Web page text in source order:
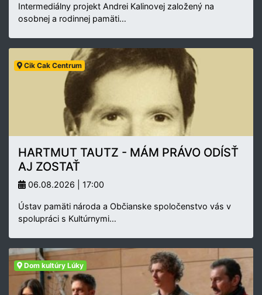
Intermediálny projekt Andrei Kalinovej založený na
osobnej a rodinnej pamäti…
Cik Cak Centrum
HARTMUT TAUTZ - MÁM PRÁVO ODÍSŤ
AJ ZOSTAŤ
06.08.2026 | 17:00
Ústav pamäti národa a Občianske spoločenstvo vás v
spolupráci s Kultúrnymi…
Dom kultúry Lúky